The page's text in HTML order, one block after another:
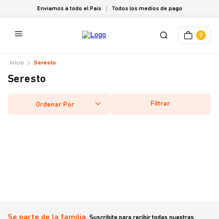
Enviamos a todo el País Todos los medios de pago
0
Seresto
Seresto
Ordenar Por Filtrar